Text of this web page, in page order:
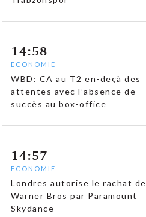
14:58
ECONOMIE
WBD: CA au T2 en-deçà des
attentes avec l’absence de
succès au box-office
14:57
ECONOMIE
Londres autorise le rachat de
Warner Bros par Paramount
Skydance